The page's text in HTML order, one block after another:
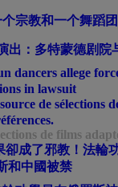
宗教和一个舞蹈
出：多特蒙德剧院
dancers allege
in lawsuit
de sélections
de films
卻成了邪教！法輪
和中國被禁